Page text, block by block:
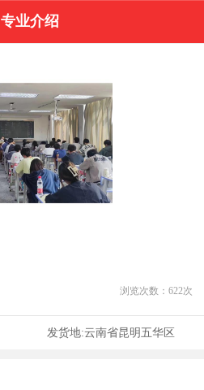
专业介绍
浏览次数： 622次
发货地:云南省昆明五华区